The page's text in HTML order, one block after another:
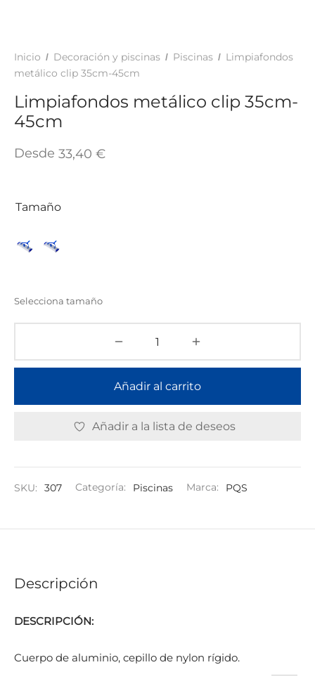
Inicio / Decoración y piscinas / Piscinas / Limpiafondos
metálico clip 35cm-45cm
Limpiafondos metálico clip 35cm-
45cm
Desde 33,40 €
Tamaño
Selecciona tamaño
Añadir al carrito
Añadir a la lista de deseos
SKU: 307 Categoría: Piscinas Marca: PQS
Descripción
DESCRIPCIÓN:
Cuerpo de aluminio, cepillo de nylon rígido.
TINTES Y MANUALIDADES